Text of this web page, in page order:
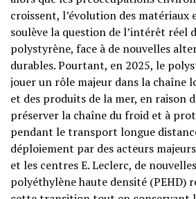
croissent, l’évolution des matériaux
soulève la question de l’intérêt réel
polystyrène, face à de nouvelles
durables. Pourtant, en 2025, le
jouer un rôle majeur dans la chaîne
et des produits de la mer, en raison
préserver la chaîne du froid et à
pendant le transport longue
déploiement par des acteurs
et les centres E. Leclerc, de
polyéthylène haute densité (PEHD)